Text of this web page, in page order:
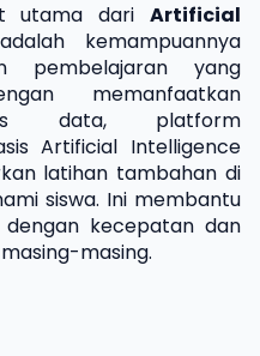
utama dari Artificial
kemampuannya
pembelajaran yang
memanfaatkan
data, platform
Artificial Intelligence
latihan tambahan di
siswa. Ini membantu
dengan kecepatan dan
masing.